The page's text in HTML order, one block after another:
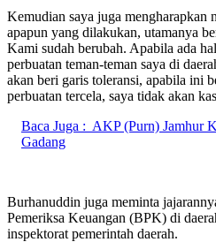
Kemudian saya juga mengharapkan
apapun yang dilakukan, utamanya
Kami sudah berubah. Apabila ada
perbuatan teman-teman saya di
akan beri garis toleransi, apabila ini
perbuatan tercela, saya tidak akan
Baca Juga : AKP (Purn) Jamhur
Gadang
Burhanuddin juga meminta
Pemeriksa Keuangan (BPK) di
inspektorat pemerintah daerah.